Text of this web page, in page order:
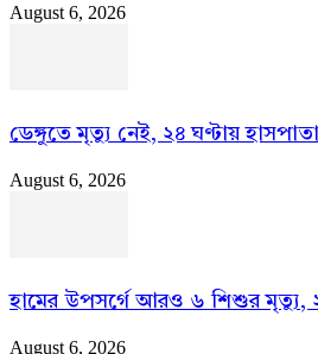
August 6, 2026
ডেঙ্গুতে মৃত্যু নেই, ২৪ ঘণ্টায়
August 6, 2026
হামের উপসর্গে আরও ৬ শিশুর মৃত্যু,
August 6, 2026